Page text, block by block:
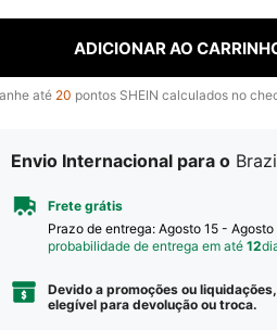
ADICIONAR AO
até 20 pontos SHEIN calculados no
Envio Internacional para o
Frete grátis
Prazo de entrega: Agosto 15 - Agosto
probabilidade de entrega em até 12
Devido a promoções ou
elegível para devolução ou troca.